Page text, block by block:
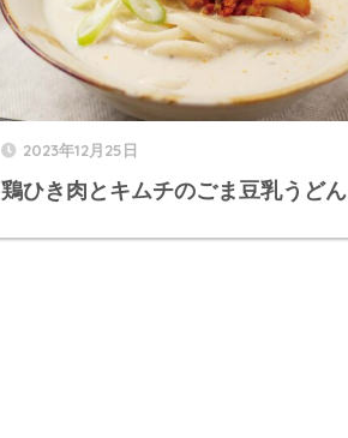
2023年12月25日
鶏ひき肉とキムチのごま豆乳うどん